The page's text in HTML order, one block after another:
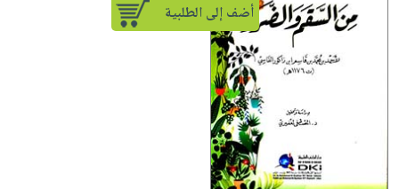
أضف إلى الطلبية